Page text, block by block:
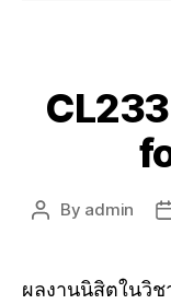
By admin
ผลงานนิสิตในวิช